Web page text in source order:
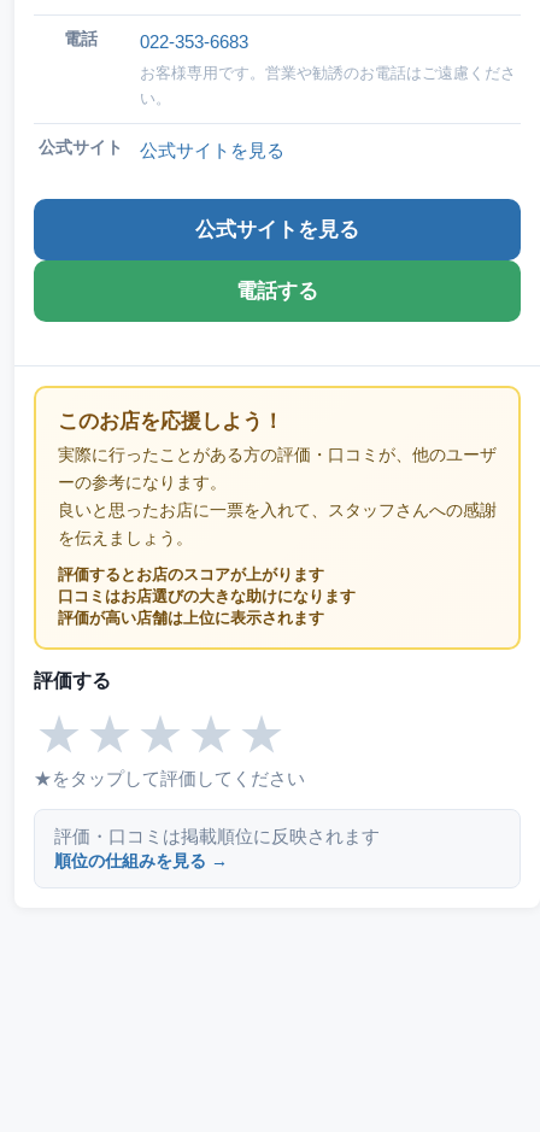
電話 022-353-6683
お客様専用です。営業や勧誘のお電話はご遠慮くださ
い。
公式サイト 公式サイトを見る
公式サイトを見る
電話する
このお店を応援しよう！
実際に行ったことがある方の評価・口コミが、他のユーザ
ーの参考になります。
良いと思ったお店に一票を入れて、スタッフさんへの感謝
を伝えましょう。
評価するとお店のスコアが上がります
口コミはお店選びの大きな助けになります
評価が高い店舗は上位に表示されます
評価する
★ ★ ★ ★ ★
★をタップして評価してください
評価・口コミは掲載順位に反映されます
順位の仕組みを見る →